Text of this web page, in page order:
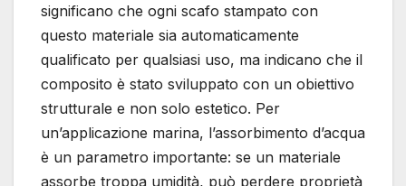
significano che ogni scafo stampato con
questo materiale sia automaticamente
qualificato per qualsiasi uso, ma indicano che il
composito è stato sviluppato con un obiettivo
strutturale e non solo estetico. Per
un’applicazione marina, l’assorbimento d’acqua
è un parametro importante: se un materiale
assorbe troppa umidità, può perdere proprietà